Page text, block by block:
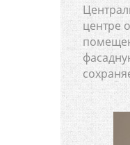
центре